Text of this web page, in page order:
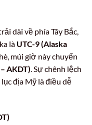
dài về phía Tây Bắc,
là UTC-9 (Alaska
múi giờ này chuyển
AKDT). Sự chênh lệch
địa Mỹ là điều dễ